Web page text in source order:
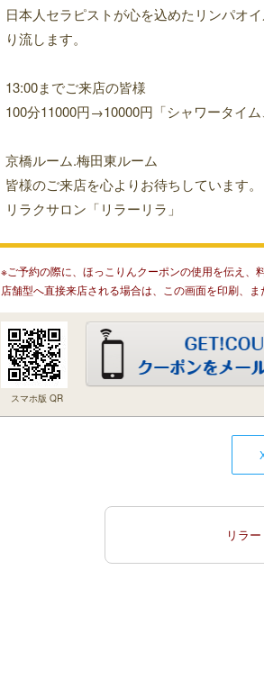
日本人セラピストが心を込めたリンパオ
り流します。
13:00までご来店の皆様
100分11000円→10000円「シャワータイム
京橋ルーム.梅田東ルーム
皆様のご来店を心よりお待ちしています。
リラクサロン「リラーリラ」
※ご予約の際に、ほっこりんクーポンの使用を伝え、
店舗型へ直接来店される場合は、この画面を印刷、ま
スマホ版 QR
リラ